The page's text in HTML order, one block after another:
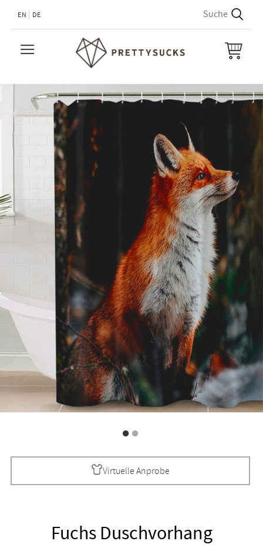
EN DE
Virtuelle Anprobe
Fuchs Duschvorhang